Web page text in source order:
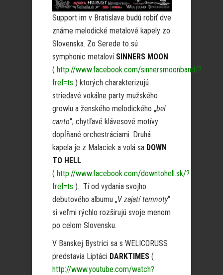
Support im v Bratislave budú robiť dve
známe melodické metalové kapely zo
Slovenska. Zo Serede to sú
symphonic metalovíSINNERS MOON
( http://www.facebook.com/sinnersmoonband/?
fref=ts ) ktorých charakterizujú
striedavé vokálne party mužského
growlu a ženského melodického „bel
canto“, chytľavé klávesové motívy
dopĺňané orchestráciami. Druhá
kapela je z Malaciek a volá sa DOWN
TO HELL
( http://www.facebook.com/downtohell.sk/?
fref=ts ). Tí od vydania svojho
debutového albumu „V zajatí temnoty“
si veľmi rýchlo rozširujú svoje menom
po celom Slovensku.
V Banskej Bystrici sa s WELICORUSS
predstavia Liptáci DARKTIMES (
http://www.youtube.com/watch?